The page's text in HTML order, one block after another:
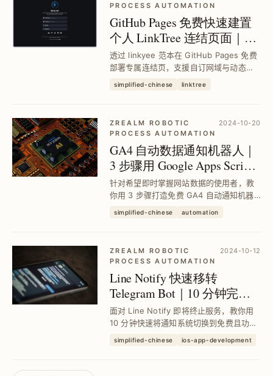
PROCESS AUTOMATION
GitHub Pages 免费快速建置
个人 LinkTree 连结页面｜
linkyee 开源模板教学
透过 linkyee 范本在 GitHub Pages 免费
部署专属连结页，支援自订网域与动态追
完成快速上线，提升个人品牌曝光与连结
simplified-chinese linktree
ZREALM ROBOTIC
PROCESS AUTOMATION
2024-10-20
GA4 自动数据通知机器人｜
3 步骤用 Google Apps Script
串接 Telegram Bot
针对希望即时掌握网站数据的使用者，教
你用 3 步骤打造免费 GA4 自动通知机器
Telegram Bot，定时推送近 7 天流量与热
simplified-chinese automation
ZREALM ROBOTIC
PROCESS AUTOMATION
2024-10-12
Line Notify 快速移转
Telegram Bot｜10 分钟完成
个人通知服务切换
面对 Line Notify 即将终止服务，教你用
10 分钟快速将通知系统切换到免费且功能
类、丰富讯息格式与互动指令，提升通知
simplified-chinese ios-app-development